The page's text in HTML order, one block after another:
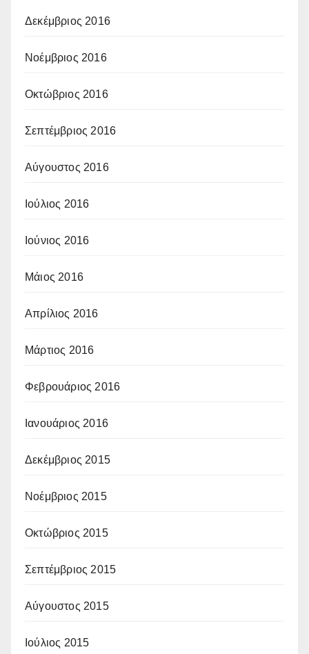
Δεκέμβριος 2016
Νοέμβριος 2016
Οκτώβριος 2016
Σεπτέμβριος 2016
Αύγουστος 2016
Ιούλιος 2016
Ιούνιος 2016
Μάιος 2016
Απρίλιος 2016
Μάρτιος 2016
Φεβρουάριος 2016
Ιανουάριος 2016
Δεκέμβριος 2015
Νοέμβριος 2015
Οκτώβριος 2015
Σεπτέμβριος 2015
Αύγουστος 2015
Ιούλιος 2015